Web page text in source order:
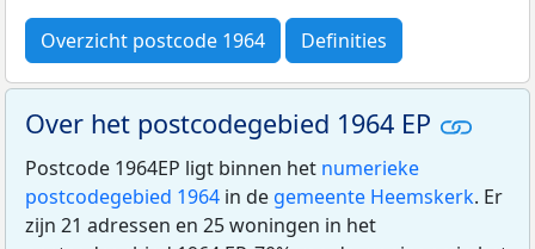
Overzicht postcode 1964 Definities
Over het postcodegebied 1964 EP
Postcode 1964EP ligt binnen het numerieke
postcodegebied 1964 in de gemeente Heemskerk. Er
zijn 21 adressen en 25 woningen in het